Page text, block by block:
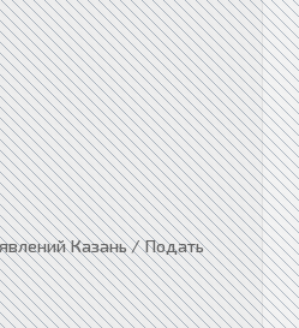
Казань / Подать